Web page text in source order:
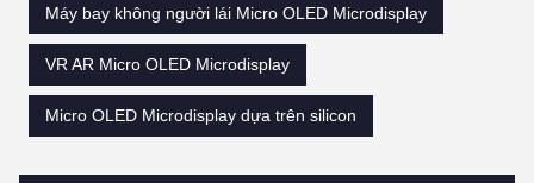
Máy bay không người lái Micro OLED Microdisplay
VR AR Micro OLED Microdisplay
Micro OLED Microdisplay dựa trên silicon